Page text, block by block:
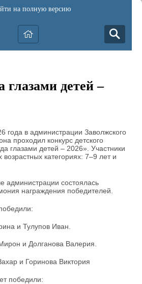
на полную версию
глазами детей –
года в администрации Заволжского
проходил конкурс детского
глазами детей – 2026». Участники
возрастных категориях: 7–9 лет и
администрации состоялась
награждения победителей.
и Тулупов Иван.
и Долганова Валерия.
и Горинова Виктория
победили: